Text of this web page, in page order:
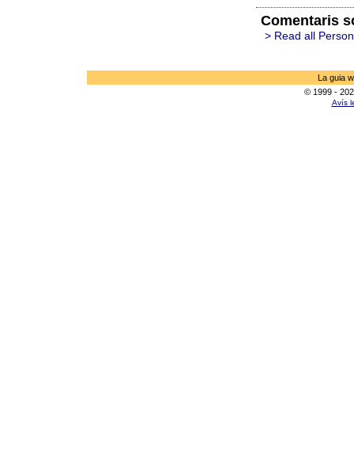
Comentaris
> Read all
La guia
© 1999 -
Avís